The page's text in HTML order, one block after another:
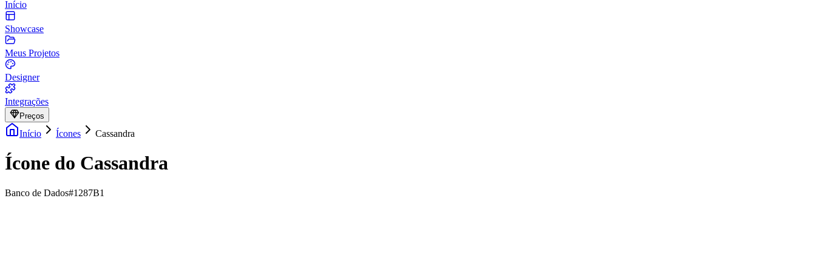
Início
Showcase
Meus Projetos
Designer
Integrações
Preços
Início Ícones Cassandra
Ícone do Cassandra
Banco de Dados#1287B1